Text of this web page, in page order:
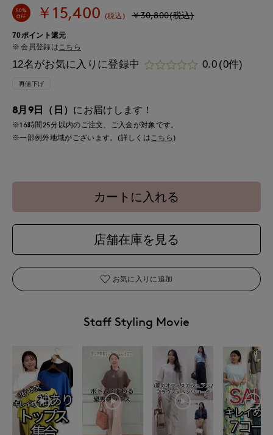
50%
OFF
￥15,400 (税込) ￥30,800(税込)
70ポイント還元
会員登録は こちら
12名がお気に入りに登録中 0.0 (0件)
再値下げ
8月9日（日） にお届けします！
※16時間25分以内のご注文、ご入金が対象です。
※一部例外地域がございます。(詳しくはこちら )
カートに入れる
店舗在庫を見る
お気に入りに追加
Staff Styling Movie